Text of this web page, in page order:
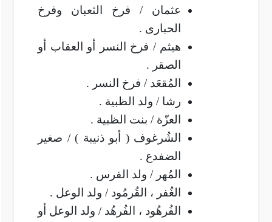
عثمان / فرخ الثعبان وفرخ
الحبارى .
هيثم / فرخ النسر أو العقاب أو
الصقر .
المُقعَد / فرخ النسر .
رشا / ولد الظبية .
العزّة / بنت الظبية .
الشُرغوف ( أبو ذنيبة ) / صغير
الضفدع .
المُهر / ولد الفرس .
الغُفر ، القُرمُود / ولد الوعل .
الفُرهُود ، الفُرهُد / ولد الوعل أو